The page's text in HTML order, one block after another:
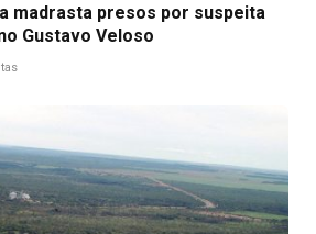
madrasta presos por suspeita
Gustavo Veloso